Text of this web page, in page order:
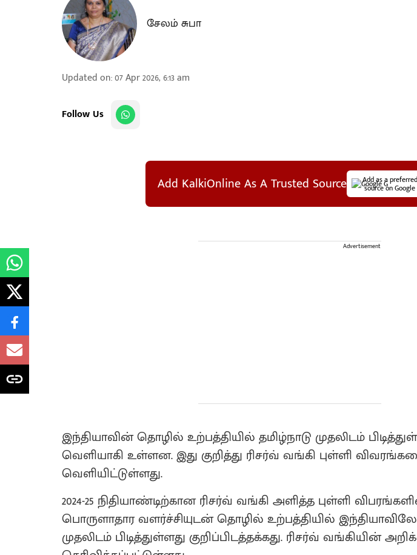
சேலம் சுபா
Updated on:07 Apr 2026, 6:13 am
Follow Us
Add KalkiOnline As A Trusted Source Add as a preferred
source on Google
Advertisement
இந்தியாவின் தொழில் உற்பத்தியில் தமிழ்நாடு முதலிடம்
வெளியாகி உள்ளன. இது குறித்து ரிசர்வ் வங்கி புள்ளி
வெளியிட்டுள்ளது.
2024-25 நிதியாண்டிற்கான ரிசர்வ் வங்கி அளித்த புள்ளி
பொருளாதார வளர்ச்சியுடன் தொழில் உற்பத்தியில்
முதலிடம் பிடித்துள்ளது குறிப்பிடத்தக்கது. ரிசர்வ் வங்கியின்